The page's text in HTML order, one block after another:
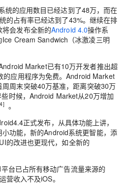
统的应用数目已经达到了48万，而在
的占有率已经达到了43%。继续在排
会发布全新的Android 4.0操作系
Cream Sandwich（冰激凌三明
Market已有10万开发者推出超
的应用程序为免费。Android Market
周末突破40万基准，距离突破30万
时候，Android Market从20万增加
。
正式发布，从具体功能上讲，
功能，新的Android系统更智能，添
的改进也更现代，如全新的
台已占所有移动广告流量来源的
营收入不及iOS。